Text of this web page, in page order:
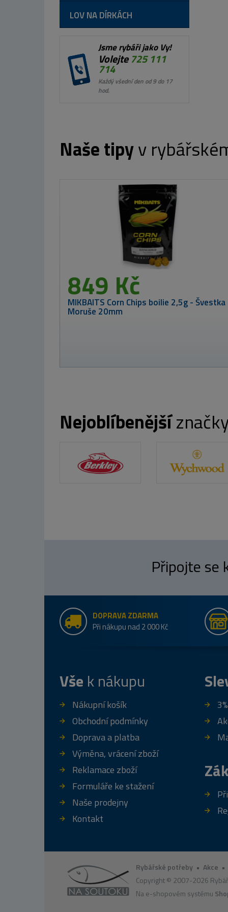
LOV NA DÍRKÁCH
Jsme rybáři jako Vy!
Volejte725 111
714
Každý všední den od 9 do 17
hod.
Naše tipyv
Class boilie 4kg -
CARP SERVIS VÁCLAVÍK
od
Nejoblíbenější
Připojte se
DOPRAVA ZDARMA
Při nákupu nad 2 000 Kč
Vše k nákupu
Nákupní košík
Obchodní podmínky
Doprava a platba
Výměna, vrácení zboží
Reklamace zboží
Formuláře ke stažení
Naše prodejny
Kontakt
Rybářské potřeby • Akce •
Copyright © 2007-2026
Na e-shopovém systému